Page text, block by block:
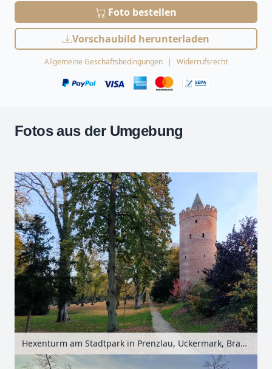
Foto bestellen
Vorschaubild herunterladen
Allgemeine Geschäftsbedingungen Widerrufsrecht
Fotos aus der Umgebung
+
−
Hexenturm am Stadtpark in Prenzlau, Uckermark, Brandenburg, Deutschland